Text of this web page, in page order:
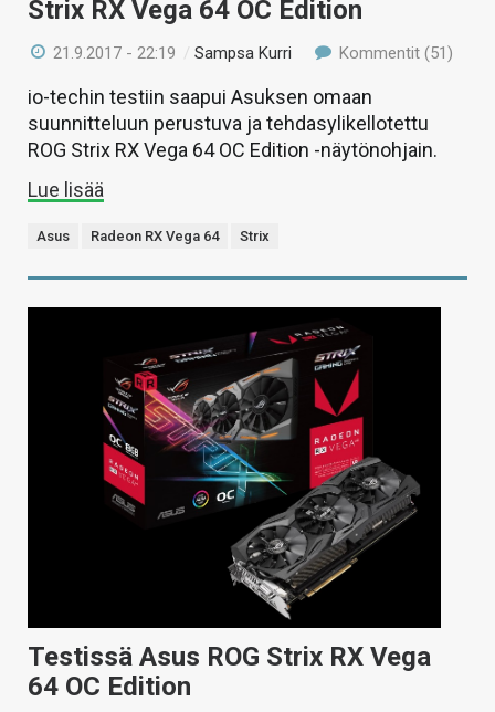
Strix RX Vega 64 OC Edition
21.9.2017 - 22:19 /Sampsa Kurri Kommentit (51)
io-techin testiin saapui Asuksen omaan
suunnitteluun perustuva ja tehdasylikellotettu
ROG Strix RX Vega 64 OC Edition -näytönohjain.
Lue lisää
Asus Radeon RX Vega 64 Strix
Testissä Asus ROG Strix RX Vega
64 OC Edition